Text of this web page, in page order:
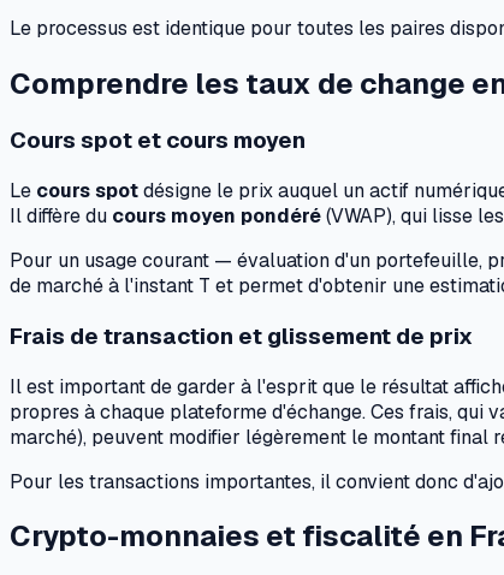
Le processus est identique pour toutes les paires
Comprendre les taux de change
Cours spot et cours moyen
Le cours spotdésigne le prix auquel un actif
Il diffère du cours moyen pondéré(VWAP), qui lisse
Pour un usage courant — évaluation d'un portefeuille,
de marché à l'instant T et permet d'obtenir une
Frais de transaction et glissement de prix
Il est important de garder à l'esprit que le résultat
propres à chaque plateforme d'échange. Ces frais, qui
marché), peuvent modifier légèrement le montant final
Pour les transactions importantes, il convient donc
Crypto-monnaies et fiscalité en